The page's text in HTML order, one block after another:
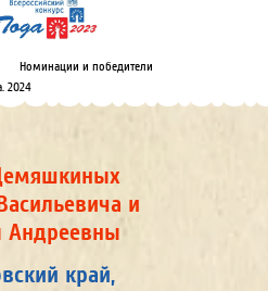
Номинации и победители
2024